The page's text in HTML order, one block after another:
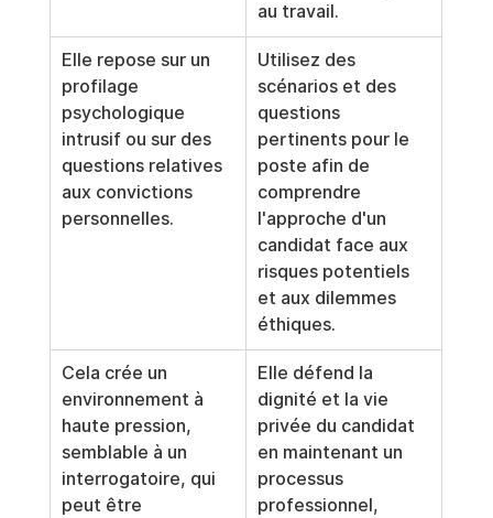
au travail.
Elle repose sur un
profilage
psychologique
intrusif ou sur des
questions relatives
aux convictions
personnelles.
Utilisez des
scénarios et des
questions
pertinents pour le
poste afin de
comprendre
l'approche d'un
candidat face aux
risques potentiels
et aux dilemmes
éthiques.
Cela crée un
environnement à
haute pression,
semblable à un
interrogatoire, qui
peut être
Elle défend la
dignité et la vie
privée du candidat
en maintenant un
processus
professionnel,